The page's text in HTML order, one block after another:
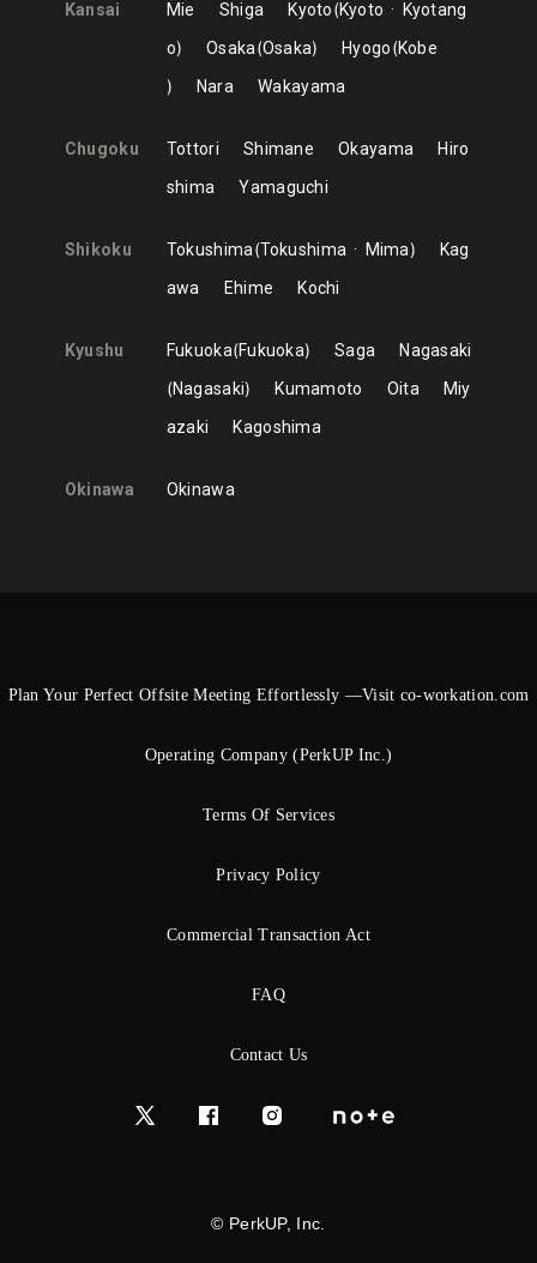
Kansai Mie Shiga Kyoto Kyoto
Kyotang
o
Osaka Osaka Hyogo Kobe
Nara
Wakayama
Chugoku Tottori Shimane Okayama
Hiro
shima
Yamaguchi
Shikoku Tokushima Tokushima Mima
Kag
awa
Ehime Kochi
Kyushu Fukuoka Fukuoka Saga
Nagasaki
Nagasaki
Kumamoto Oita
Miy
azaki
Kagoshima
Okinawa Okinawa
Plan Your Perfect Offsite Meeting Effortlessly —Visit co-workation.com
Operating Company (PerkUP Inc.)
Terms Of Services
Privacy Policy
Commercial Transaction Act
FAQ
Contact Us
© PerkUP, Inc.